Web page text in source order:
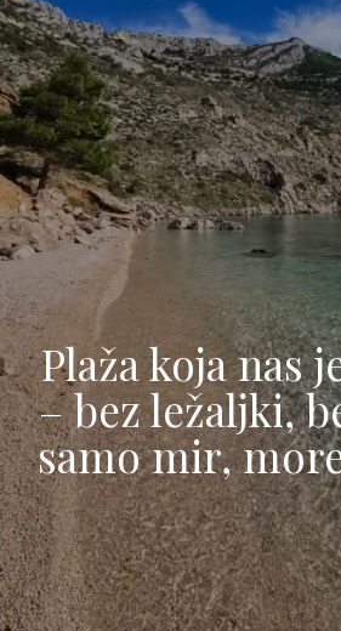
Plaža koja nas
– bez ležaljki,
samo mir,